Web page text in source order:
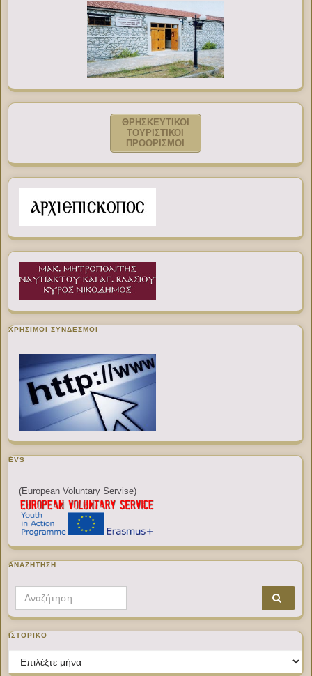
ΘΡΗΣΚΕΥΤΙΚΟΙ
ΤΟΥΡΙΣΤΙΚΟΙ
ΠΡΟΟΡΙΣΜΟΙ
ΧΡΉΣΙΜΟΙ ΣΎΝΔΕΣΜΟΙ
EVS
(European Voluntary Servise)
ΑΝΑΖΉΤΗΣΗ
Search for:
ΙΣΤΟΡΙΚΌ
Ιστορικό